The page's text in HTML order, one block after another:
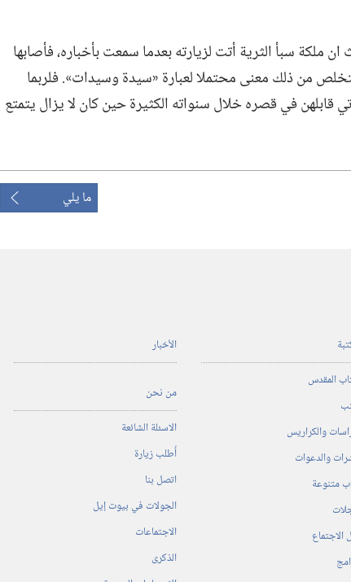
ملكة سبأ الثرية أتت لزيارته بعدما سمعت بأخباره،‏ فأصابها
من ذلك معنى محتملا لعبارة «سيدة وسيدات».‏ فلربما
قابلهن في قصره خلال سنواته الكثيرة حين كان لا يزال يتمتع
ما يلي
المقدس
والكراريس
والدعوات
متنوعة
الاجتماع
الأخبار
من نحن
الاسئلة الشائعة
أُطلب زيارة
اتصل بنا
الجولات في بيوت إيل
الاجتماعات
الذكرى